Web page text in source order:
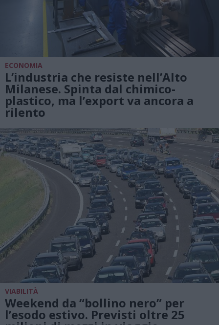
ECONOMIA
L’industria che resiste nell’Alto
Milanese. Spinta dal chimico-
plastico, ma l’export va ancora a
rilento
VIABILITÀ
Weekend da “bollino nero” per
l’esodo estivo. Previsti oltre 25